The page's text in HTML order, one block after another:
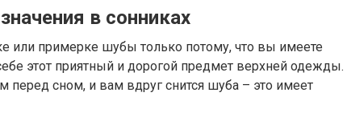
в сонниках
или примерке шубы только потому, что вы имеете
этот приятный и дорогой предмет верхней одежды.
перед сном, и вам вдруг снится шуба – это имеет